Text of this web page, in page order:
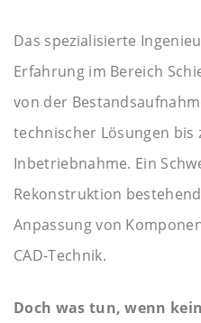
Das spezialisierte
Erfahrung im Bereich
von der
technischer Lösungen bis
Inbetriebnahme. Ein
Rekonstruktion
Anpassung von
CAD-Technik.
Doch was tun, wenn